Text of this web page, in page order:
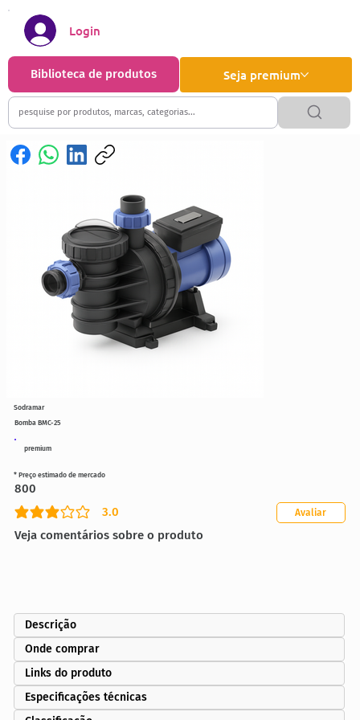
Seja premium
Biblioteca de produtos
Login
premium
Bomba BMC-25
3.0
classificação média é 3 de 5
Veja comentários sobre o produto
Avaliar
* Preço estimado de mercado
800
Sodramar
Descrição
Onde comprar
Links do produto
Especificações técnicas